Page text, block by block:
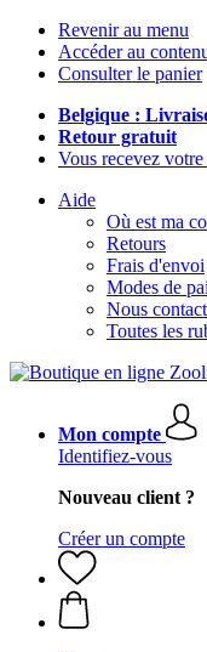
Revenir au menu
Accéder au
Consulter le panier
Belgique :
Retour gratuit
Vous recevez
Aide
Où est ma
Retours
Frais d'envoi
Modes de
Nous
Toutes les
Mon compte
Identifiez-vous
Nouveau client ?
Créer un compte